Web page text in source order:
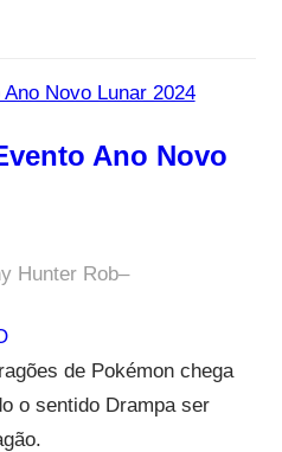
Ano Novo
Hunter Rob–
de Pokémon chega
o sentido Drampa ser